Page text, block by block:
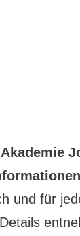
Akademie
und für